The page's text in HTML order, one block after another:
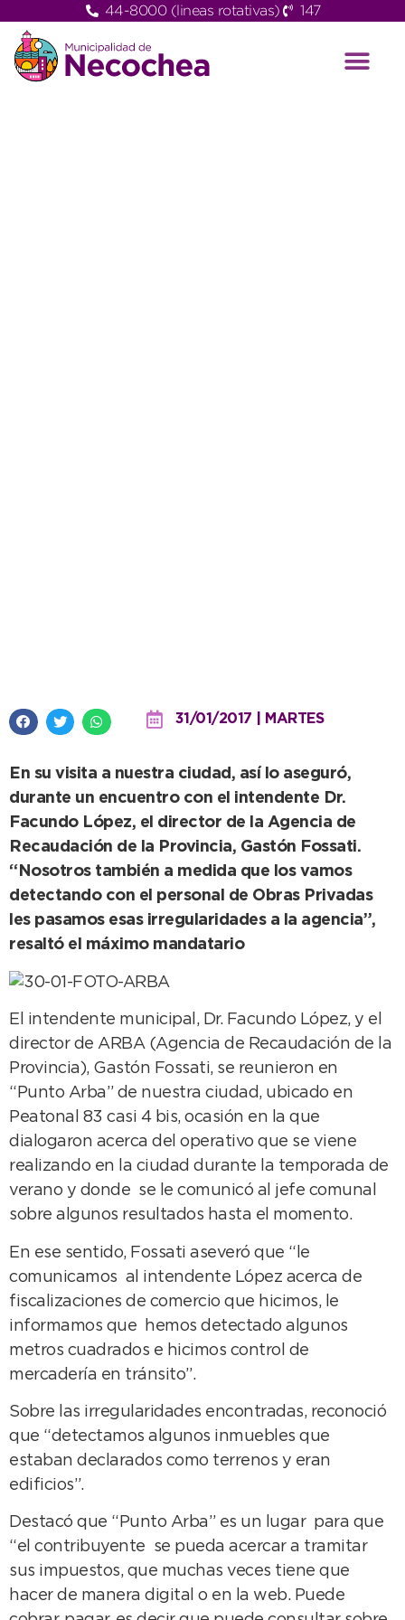
44-8000 (lineas rotativas) 147
31/01/2017 | MARTES
En su visita a nuestra ciudad, así lo aseguró,
durante un encuentro con el intendente Dr.
Facundo López, el director de la Agencia de
Recaudación de la Provincia, Gastón Fossati.
“Nosotros también a medida que los vamos
detectando con el personal de Obras Privadas
les pasamos esas irregularidades a la agencia”,
resaltó el máximo mandatario
El intendente municipal, Dr. Facundo López, y el
director de ARBA (Agencia de Recaudación de la
Provincia), Gastón Fossati, se reunieron en
“Punto Arba” de nuestra ciudad, ubicado en
Peatonal 83 casi 4 bis, ocasión en la que
dialogaron acerca del operativo que se viene
realizando en la ciudad durante la temporada de
verano y donde se le comunicó al jefe comunal
sobre algunos resultados hasta el momento.
En ese sentido, Fossati aseveró que “le
comunicamos al intendente López acerca de
fiscalizaciones de comercio que hicimos, le
informamos que hemos detectado algunos
metros cuadrados e hicimos control de
mercadería en tránsito”.
Sobre las irregularidades encontradas, reconoció
que “detectamos algunos inmuebles que
estaban declarados como terrenos y eran
edificios”.
Destacó que “Punto Arba” es un lugar para que
“el contribuyente se pueda acercar a tramitar
sus impuestos, que muchas veces tiene que
hacer de manera digital o en la web. Puede